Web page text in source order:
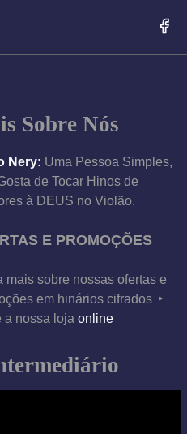
Sobre Nós
Nery: Uma Pessoa Simples,
de Tocar Hinos de
à DEUS no Violão.
E PROMOÇÕES
mais sobre nossas ofertas e
em hinários cifrados ‣
a nossa loja online